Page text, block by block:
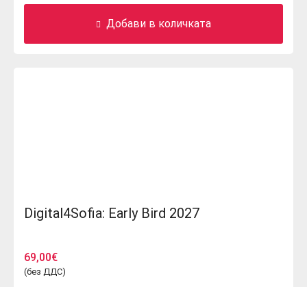
Добави в количката
Digital4Sofia: Early Bird 2027
69,00€
(без ДДС)